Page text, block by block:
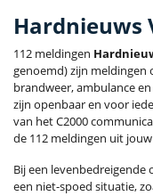
Hardnieuws
112 meldingen
genoemd) zijn
brandweer, ambulance
zijn openbaar en voor
van het C2000
de 112 meldingen uit
Bij een
een niet-spoed situatie,